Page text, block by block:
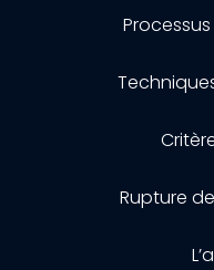
Rupture